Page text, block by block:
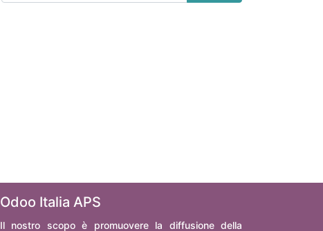
Odoo Italia APS
Il nostro scopo è promuovere la diffusione della